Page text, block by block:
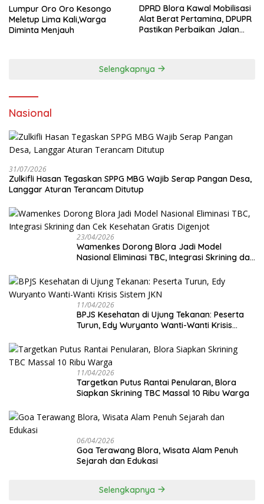
Lumpur Oro Oro Kesongo
Meletup Lima Kali,Warga
Diminta Menjauh
DPRD Blora Kawal Mobilisasi
Alat Berat Pertamina, DPUPR
Pastikan Perbaikan Jalan
Selengkapnya
Nasional
31/07/2026
Zulkifli Hasan Tegaskan SPPG MBG Wajib Serap Pangan Desa,
Langgar Aturan Terancam Ditutup
23/04/2026
Wamenkes Dorong Blora Jadi Model
Nasional Eliminasi TBC, Integrasi Skrining dan
11/04/2026
BPJS Kesehatan di Ujung Tekanan: Peserta
Turun, Edy Wuryanto Wanti-Wanti Krisis
11/04/2026
‎Targetkan Putus Rantai Penularan, Blora
Siapkan Skrining TBC Massal 10 Ribu Warga
06/04/2026
Goa Terawang Blora, Wisata Alam Penuh
Sejarah dan Edukasi
Selengkapnya